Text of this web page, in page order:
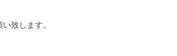
致します。